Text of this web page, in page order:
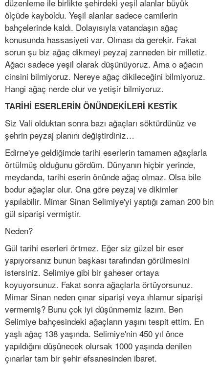
düzenleme ile birlikte şehirdeki yeşil alanlar büyük
ölçüde kayboldu. Yeşil alanlar sadece camilerin
bahçelerinde kaldı. Dolayısıyla vatandaşın ağaç
konusunda hassasiyeti var. Olması da gerekir. Fakat
sorun şu biz ağaç dikmeyi peyzaj zanneden bir milletiz.
Ağacı sadece yeşil olarak düşünüyoruz. Ama o ağacın
cinsini bilmiyoruz. Nereye ağaç dikileceğini bilmiyoruz.
Hangi ağaç nerde olur ve yetişir bilmiyoruz.
TARİHİ ESERLERİN ÖNÜNDEKİLERİ KESTİK
Siz Vali olduktan sonra bazı ağaçları söktürdünüz ve
şehrin peyzaj planını değiştirdiniz…
Edirne'ye geldiğimde tarihi eserlerin tamamen ağaçlarla
örtülmüş olduğunu gördüm. Dünyanın hiçbir yerinde,
meydanda, tarihi eserin önünde ağaç olmaz. Olsa bile
bodur ağaçlar olur. Ona göre peyzaj ve dikimler
yapılabilir. Mimar Sinan Selimiye'yi yaptığı zaman 200 bin
gül siparişi vermiştir.
Neden?
Gül tarihi eserleri örtmez. Eğer siz güzel bir eser
yapıyorsanız bunun başkası tarafından görülmesini
istersiniz. Selimiye gibi bir şaheser ortaya
koyuyorsunuz. Fakat sonra ağaçlarla örtüyorsunuz.
Mimar Sinan neden çınar siparişi veya ıhlamur siparişi
vermemiş? Bunu çok iyi düşünmemiz lazım. Ben
Selimiye bahçesindeki ağaçların yaşını tespit ettim. En
yaşlı ağaç 138 yaşında. Selimiye'nin 450 yıl önce
yapıldığını düşünecek olursak 1000 yaşında denilen
çınarlar tam bir şehir efsanesinden ibaret.